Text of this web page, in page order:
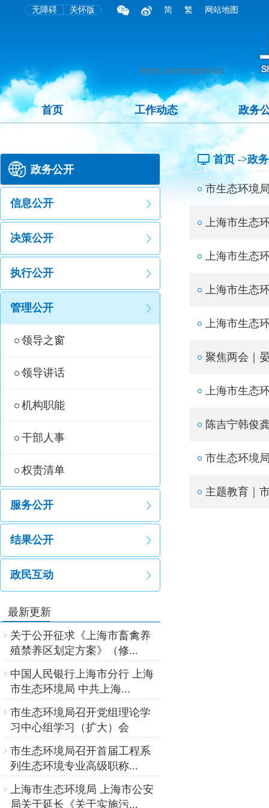
无障碍 关怀版 简 繁 网站地图
首页 工作动态 政务
政务公开
信息公开
决策公开
执行公开
管理公开
领导之窗
领导讲话
机构职能
干部人事
权责清单
服务公开
结果公开
政民互动
最新更新
关于公开征求《上海市畜禽养
殖禁养区划定方案》（修...
中国人民银行上海市分行 上海
市生态环境局 中共上海...
市生态环境局召开党组理论学
习中心组学习（扩大）会
市生态环境局召开首届工程系
列生态环境专业高级职称...
上海市生态环境局 上海市公安
局关于延长《关于实施污...
首页 ->政
市生态环境
上海市生态
上海市生态
上海市生态
上海市生态
聚焦两会｜
上海市生态
陈吉宁韩俊
市生态环境
主题教育｜